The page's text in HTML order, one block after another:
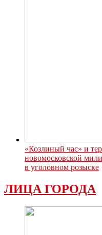
«Козлиный час» и
новомосковской
в уголовном розыске
ЛИЦА ГОРОДА